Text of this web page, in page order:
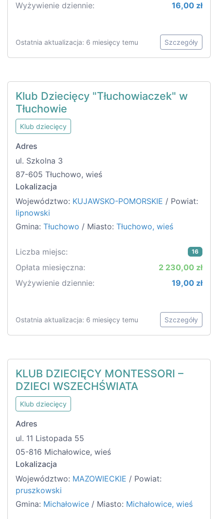
Wyżywienie dziennie:
16,00 zł
Ostatnia aktualizacja: 6 miesięcy temu Szczegóły
Klub Dziecięcy "Tłuchowiaczek" w
Tłuchowie
Klub dziecięcy
Adres
ul. Szkolna 3
87-605 Tłuchowo, wieś
Lokalizacja
Województwo: KUJAWSKO-POMORSKIE / Powiat:
lipnowski
Gmina: Tłuchowo / Miasto: Tłuchowo, wieś
Liczba miejsc: 16
Opłata miesięczna:
2 230,00 zł
Wyżywienie dziennie:
19,00 zł
Ostatnia aktualizacja: 6 miesięcy temu Szczegóły
KLUB DZIECIĘCY MONTESSORI –
DZIECI WSZECHŚWIATA
Klub dziecięcy
Adres
ul. 11 Listopada 55
05-816 Michałowice, wieś
Lokalizacja
Województwo: MAZOWIECKIE / Powiat:
pruszkowski
Gmina: Michałowice / Miasto: Michałowice, wieś